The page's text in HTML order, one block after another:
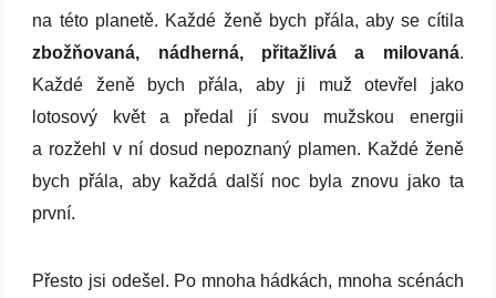
na této planetě. Každé ženě bych přála, aby se cítila
zbožňovaná, nádherná, přitažlivá a milovaná.
Každé ženě bych přála, aby ji muž otevřel jako
lotosový květ a předal jí svou mužskou energii
a rozžehl v ní dosud nepoznaný plamen. Každé ženě
bych přála, aby každá další noc byla znovu jako ta
první.
Přesto jsi odešel. Po mnoha hádkách, mnoha scénách